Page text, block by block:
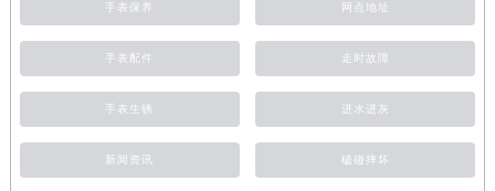
手表保养 网点地址
手表配件 走时故障
手表生锈 进水进灰
新闻资讯 磕碰摔坏